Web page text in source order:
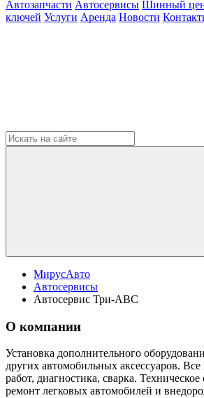
Автозапчасти Автосервисы Шинный
ключей Услуги Аренда Новости
МирусАвто
Автосервисы
Автосервис Три-АВС
О компании
Установка дополнительного
других автомобильных аксессуаров.
работ, диагностика, сварка.
ремонт легковых автомобилей и